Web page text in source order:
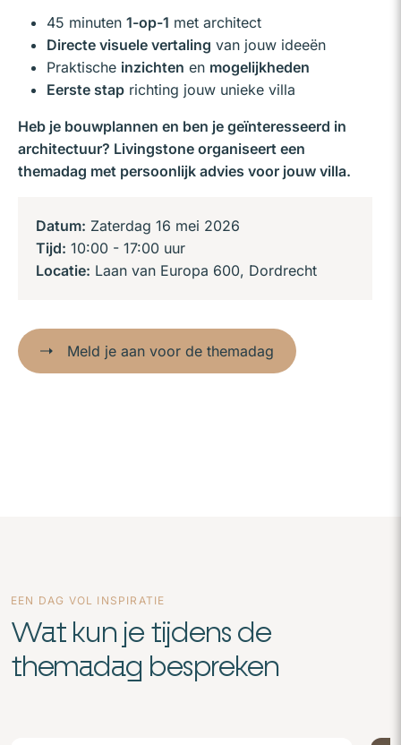
45 minuten 1-op-1 met architect
Directe visuele vertaling van jouw ideeën
Praktische inzichten en mogelijkheden
Eerste stap richting jouw unieke villa
Heb je bouwplannen en ben je geïnteresseerd in
architectuur? Livingstone organiseert een
themadag met persoonlijk advies voor jouw villa.
Datum: Zaterdag 16 mei 2026
Tijd: 10:00 - 17:00 uur
Locatie: Laan van Europa 600, Dordrecht
Meld je aan voor de themadag
EEN DAG VOL INSPIRATIE
Wat kun je tijdens de
themadag bespreken